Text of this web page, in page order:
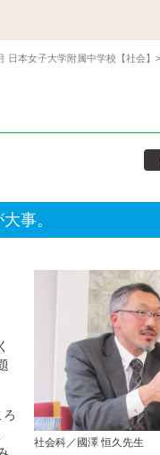
日本女子大学附属中学校【社会】
事。
社会科／國澤 恒久先生